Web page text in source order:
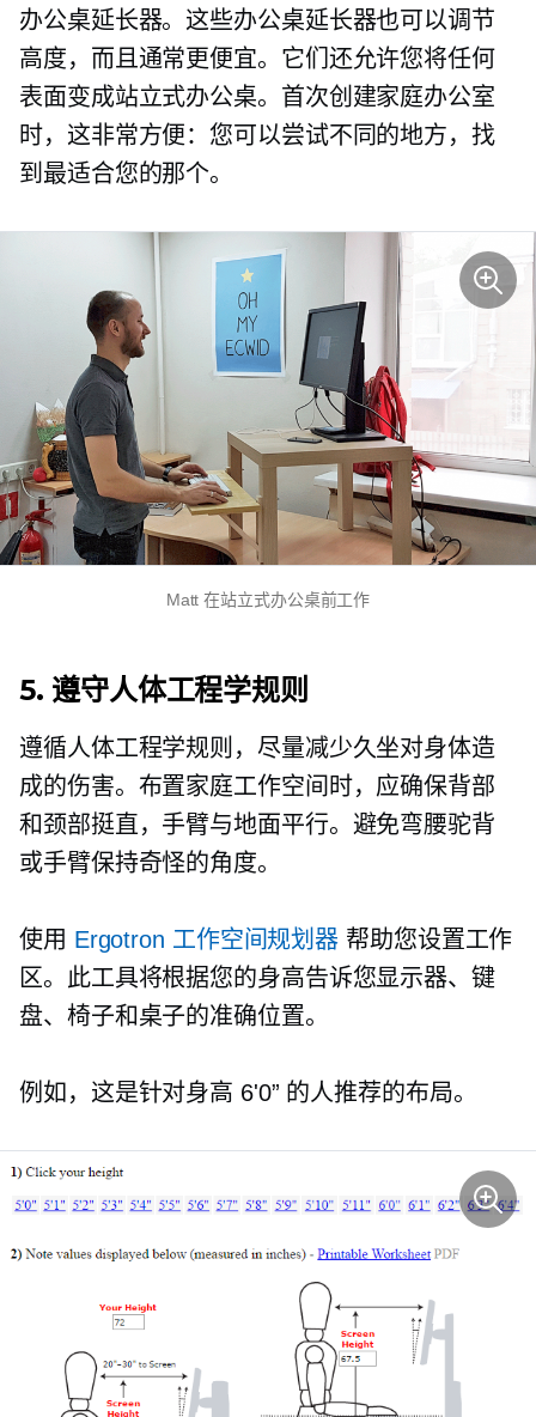
办公桌延长器。这些办公桌延长器也可以调节
高度，而且通常更便宜。它们还允许您将任何
表面变成站立式办公桌。首次创建家庭办公室
时，这非常方便：您可以尝试不同的地方，找
到最适合您的那个。
Matt 在站立式办公桌前工作
5. 遵守人体工程学规则
遵循人体工程学规则，尽量减少久坐对身体造
成的伤害。布置家庭工作空间时，应确保背部
和颈部挺直，手臂与地面平行。避免弯腰驼背
或手臂保持奇怪的角度。
使用 Ergotron 工作空间规划器 帮助您设置工作
区。此工具将根据您的身高告诉您显示器、键
盘、椅子和桌子的准确位置。
例如，这是针对身高 6'0” 的人推荐的布局。